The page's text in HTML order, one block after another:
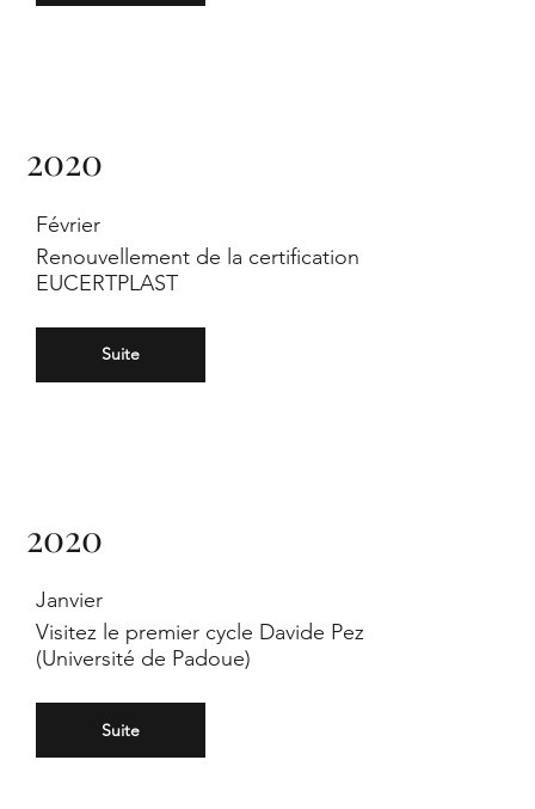
2020
Février
Renouvellement de la certification
EUCERTPLAST
Suite
2020
Janvier
Visitez le premier cycle Davide Pez
(Université de Padoue)
Suite
Ga
nd
ipl